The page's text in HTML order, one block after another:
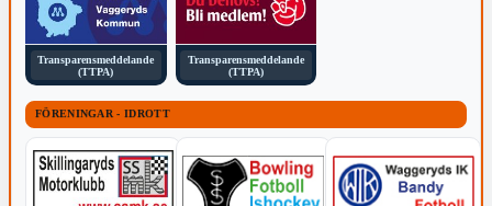
Transparensmeddelande
(TTPA)
Transparensmeddelande
(TTPA)
FÖRENINGAR - IDROTT